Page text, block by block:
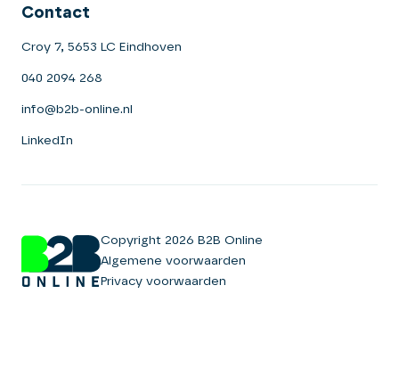
Contact
Croy 7, 5653 LC Eindhoven
040 2094 268
info@b2b-online.nl
LinkedIn
Copyright 2026 B2B Online
Algemene voorwaarden
Privacy voorwaarden